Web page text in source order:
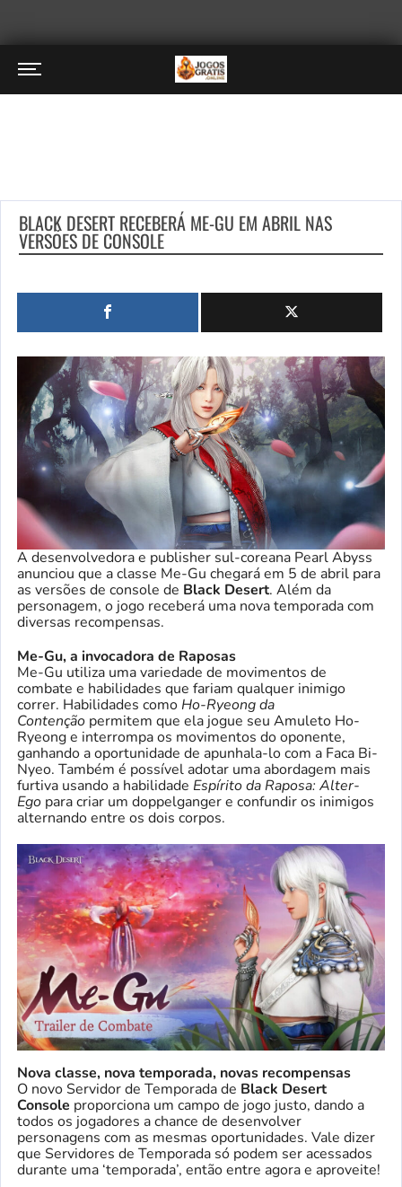
BLACK DESERT RECEBERÁ ME-GU EM ABRIL NAS
VERSÕES DE CONSOLE
A desenvolvedora e publisher sul-coreana Pearl Abyss
anunciou que a classe Me-Gu chegará em 5 de abril para
as versões de console de Black Desert. Além da
personagem, o jogo receberá uma nova temporada com
diversas recompensas.
Me-Gu, a invocadora de Raposas
Me-Gu utiliza uma variedade de movimentos de
combate e habilidades que fariam qualquer inimigo
correr. Habilidades como Ho-Ryeong da
Contenção permitem que ela jogue seu Amuleto Ho-
Ryeong e interrompa os movimentos do oponente,
ganhando a oportunidade de apunhala-lo com a Faca Bi-
Nyeo. Também é possível adotar uma abordagem mais
furtiva usando a habilidade Espírito da Raposa: Alter-
Ego para criar um doppelganger e confundir os inimigos
alternando entre os dois corpos.
Nova classe, nova temporada, novas recompensas
O novo Servidor de Temporada de Black Desert
Console proporciona um campo de jogo justo, dando a
todos os jogadores a chance de desenvolver
personagens com as mesmas oportunidades. Vale dizer
que Servidores de Temporada só podem ser acessados ​​
durante uma ‘temporada’, então entre agora e aproveite!